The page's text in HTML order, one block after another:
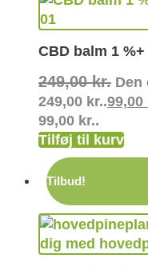
CBD balm 1
249,00kr. Den
249,00 kr..99,00
99,00 kr..
Tilføj til kurv
Tilbud!